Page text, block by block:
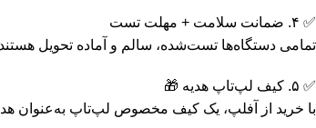
✅ ۴. ضمانت سلامت + مهلت تست
تمامی دستگاه‌ها تست‌شده، سالم و آماده تحویل هستند. به‌علاوه، ۱ ماه گارانتی رایگان هم برای اطمینان
✅ ۵. کیف لپ‌تاپ هدیه 🎁
با خرید از آفلپ، یک کیف مخصوص لپ‌تاپ به‌عنوان